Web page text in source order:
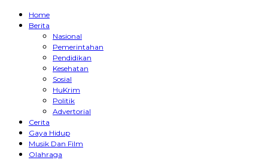
Home
Berita
Nasional
Pemerintahan
Pendidikan
Kesehatan
Sosial
HuKrim
Politik
Advertorial
Cerita
Gaya Hidup
Musik Dan Film
Olahraga